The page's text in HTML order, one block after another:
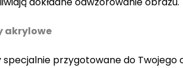
akrylowe
specjalnie przygotowane do Twojego